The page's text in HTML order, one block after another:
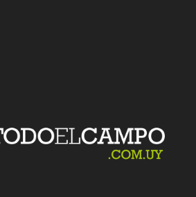
Facebook